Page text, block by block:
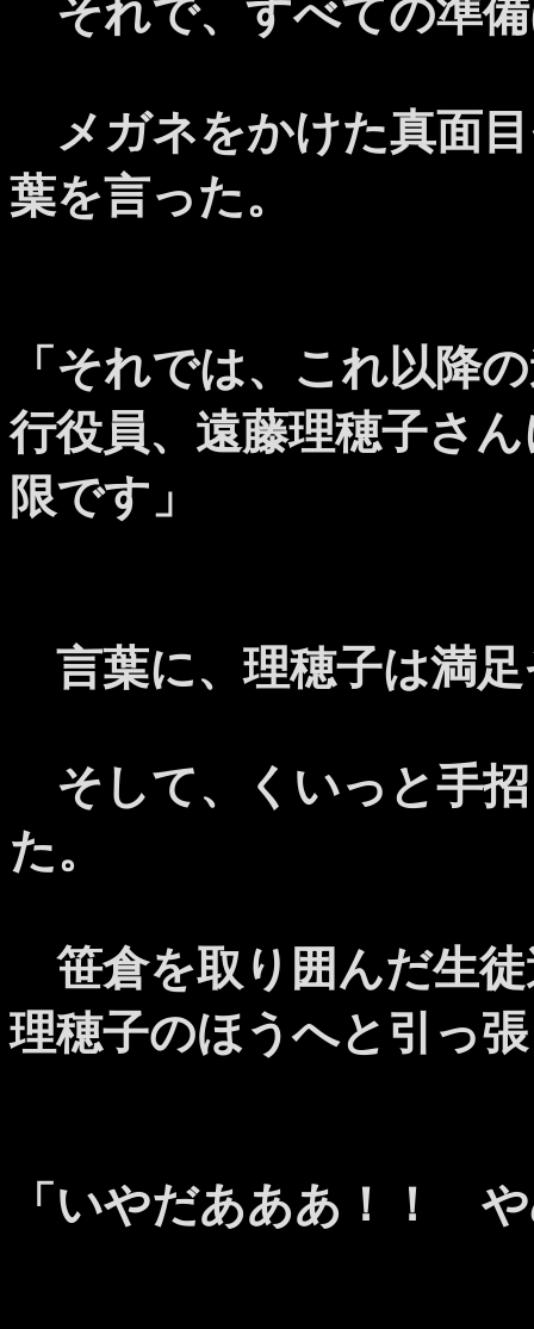
それで、すべての準
メガネをかけた真面
葉を言った。
「それでは、これ以降
行役員、遠藤理穂子さ
限です」
言葉に、理穂子は満
そして、くいっと手
た。
笹倉を取り囲んだ生
理穂子のほうへと引っ
「いやだあああ！！